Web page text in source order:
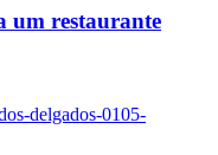
um restaurante
delgados-0105-